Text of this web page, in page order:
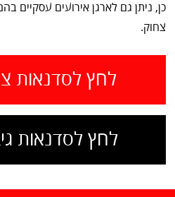
כן, ניתן גם לארגן אירועים עסקיים
צחוק.
לחץ לסדנאות
לחץ לסדנאות